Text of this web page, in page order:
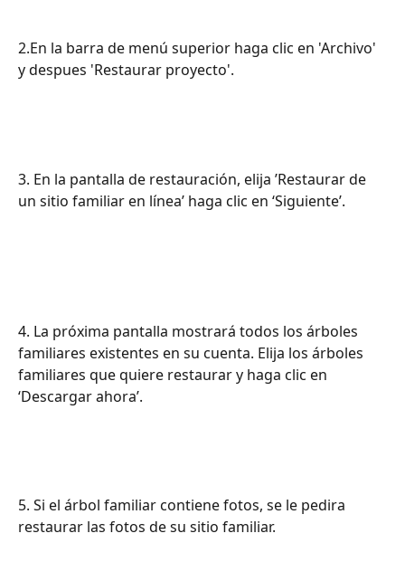
2.En la barra de menú superior haga clic en 'Archivo'
y despues 'Restaurar proyecto'.
3. En la pantalla de restauración, elija ’Restaurar de
un sitio familiar en línea’ haga clic en ‘Siguiente’.
4. La próxima pantalla mostrará todos los árboles
familiares existentes en su cuenta. Elija los árboles
familiares que quiere restaurar y haga clic en
‘Descargar ahora’.
5. Si el árbol familiar contiene fotos, se le pedira
restaurar las fotos de su sitio familiar.